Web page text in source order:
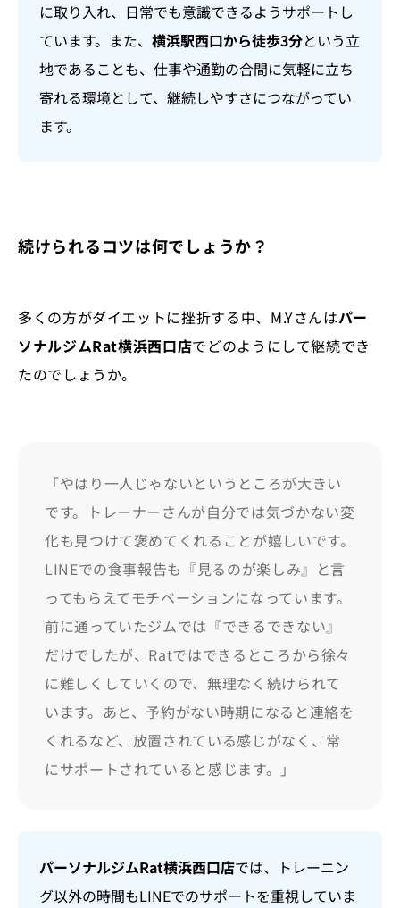
に取り入れ、日常でも意識できるようサポートし
ています。また、 横浜駅西口から徒歩3分という立
地であることも、仕事や通勤の合間に気軽に立ち
寄れる環境として、継続しやすさにつながってい
ます。
続けられるコツは何でしょうか？
多くの方がダイエットに挫折する中、M.Yさんはパー
ソナルジムRat横浜西口店でどのようにして継続でき
たのでしょうか。
「やはり一人じゃないというところが大きい
です。トレーナーさんが自分では気づかない変
化も見つけて褒めてくれることが嬉しいです。
LINEでの食事報告も『見るのが楽しみ』と言
ってもらえてモチベーションになっています。
前に通っていたジムでは『できるできない』
だけでしたが、Ratではできるところから徐々
に難しくしていくので、無理なく続けられて
います。あと、予約がない時期になると連絡を
くれるなど、放置されている感じがなく、常
にサポートされていると感じます。」
パーソナルジムRat横浜西口店では、トレーニン
グ以外の時間もLINEでのサポートを重視していま